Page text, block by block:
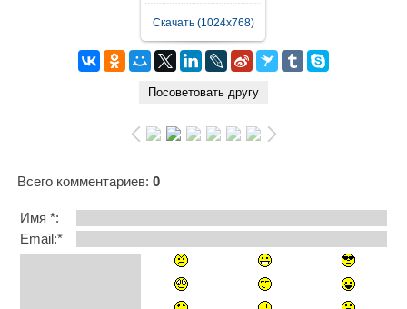
Скачать (1024x768)
Всего комментариев: 0
Имя *:
Email:*